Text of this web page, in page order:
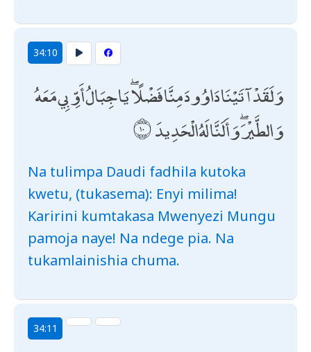
34:10
وَلَقَدْ آتَيْنَا دَاوُودَ مِنَّا فَضْلًا ۖ يَا جِبَالُ أَوِّبِي مَعَهُ
وَالطَّيْرَ ۖ وَأَلَنَّا لَهُ الْحَدِيدَ
Na tulimpa Daudi fadhila kutoka
kwetu, (tukasema): Enyi milima!
Karirini kumtakasa Mwenyezi Mungu
pamoja naye! Na ndege pia. Na
tukamlainishia chuma.
34:11